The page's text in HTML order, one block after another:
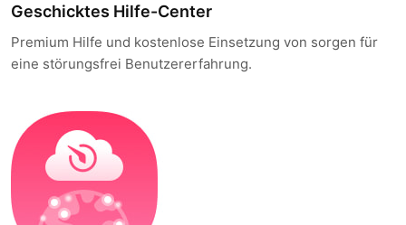
Geschicktes Hilfe-Center
Premium Hilfe und kostenlose Einsetzung von sorgen für
eine störungsfrei Benutzererfahrung.